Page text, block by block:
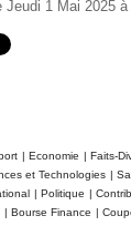
Jeudi 1 Mai 2025
| Economie | Faits-
et Technologies |
| Politique |
| Bourse Finance |